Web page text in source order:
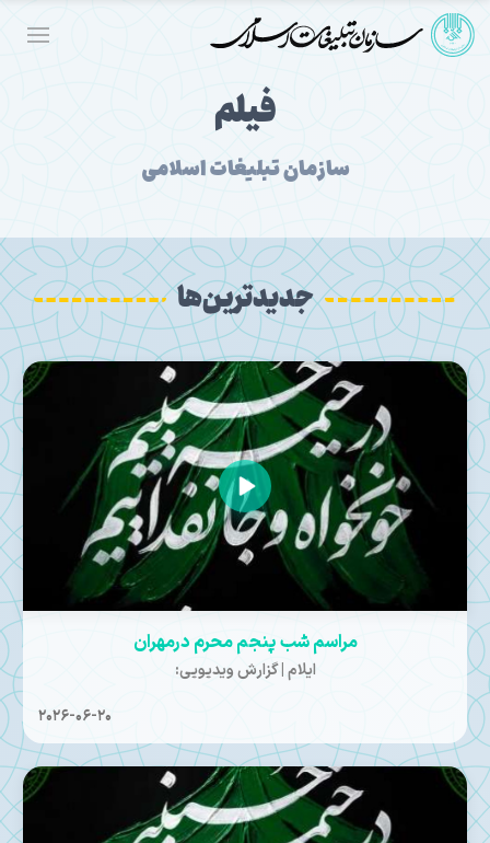
فیلم
سازمان تبلیغات اسلامی
جدیدترین‌ها
مراسم شب پنجم محرم درمهران
ایلام | گزارش ویدیویی:
2026-06-20